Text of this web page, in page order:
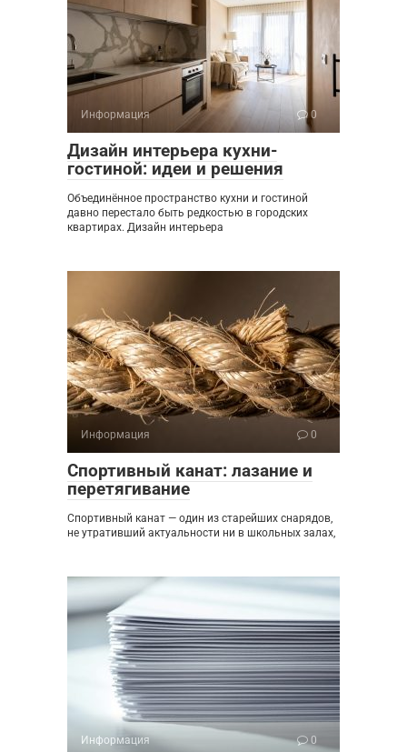
Информация 0
Дизайн интерьера кухни-
гостиной: идеи и решения
Объединённое пространство кухни и гостиной
давно перестало быть редкостью в городских
квартирах. Дизайн интерьера
Информация 0
Спортивный канат: лазание и
перетягивание
Спортивный канат — один из старейших снарядов,
не утративший актуальности ни в школьных залах,
Информация 0